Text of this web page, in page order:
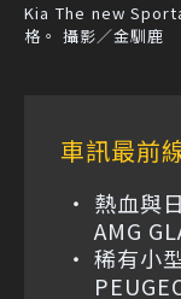
Kia The new
格。 攝影／金馴鹿
車訊最前
熱血與
AMG
稀有小